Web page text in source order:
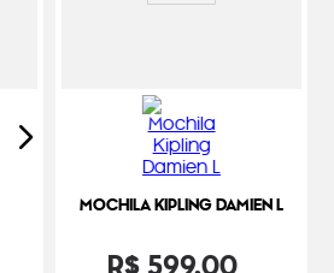
MOCHILA KIPLING DAMIEN L